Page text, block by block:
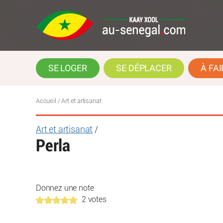
SE LOGER SE DÉPLACER À
Accueil / Art et artisanat
Art et artisanat /
Perla
Donnez une note
2 votes